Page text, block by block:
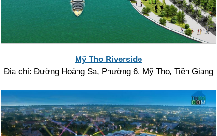
Mỹ Tho Riverside
Địa chỉ: Đường Hoàng Sa, Phường 6, Mỹ Tho, Tiền Giang